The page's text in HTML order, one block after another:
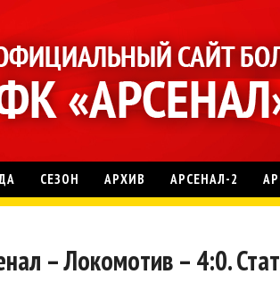
СЕЗОН АРХИВ АРСЕНАЛ-2
– Локомотив – 4:0.